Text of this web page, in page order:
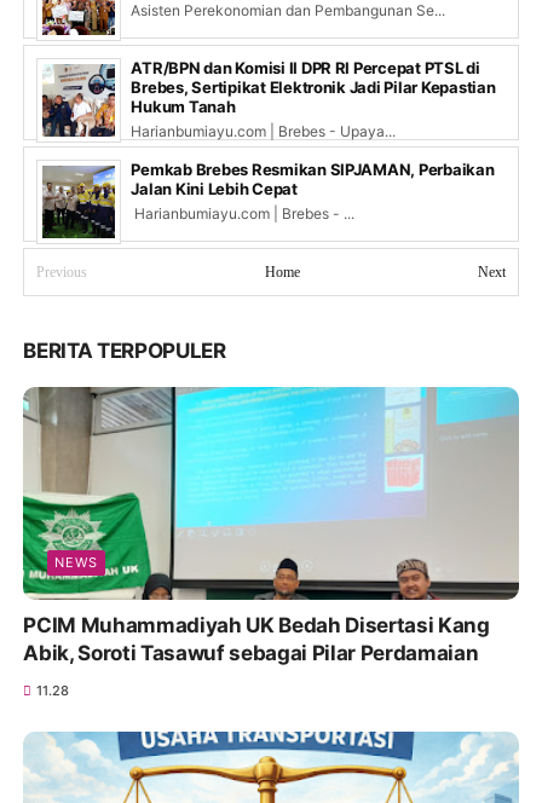
Asisten Perekonomian dan Pembangunan Se...
ATR/BPN dan Komisi II DPR RI Percepat PTSL di
Brebes, Sertipikat Elektronik Jadi Pilar Kepastian
Hukum Tanah
Harianbumiayu.com | Brebes - Upaya...
Pemkab Brebes Resmikan SIPJAMAN, Perbaikan
Jalan Kini Lebih Cepat
Harianbumiayu.com | Brebes - ...
Previous Next
Home
BERITA TERPOPULER
NEWS
PCIM Muhammadiyah UK Bedah Disertasi Kang
Abik, Soroti Tasawuf sebagai Pilar Perdamaian
11.28